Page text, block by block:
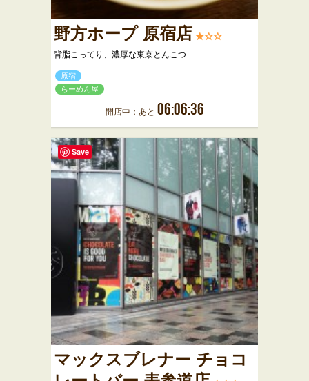
野方ホープ 原宿店 ★☆☆
背脂こってり、濃厚な東京とんこつ
原宿
らーめん屋
開店中：あと 06:06:36
マックスブレナー チョコ
Save